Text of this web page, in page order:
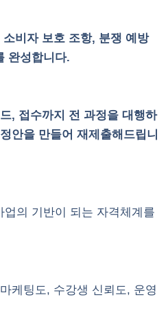
비자 보호 조항, 분쟁 예방
완성합니다.
, 접수까지 전 과정을 대행하
안을 만들어 재제출해드립니
의 기반이 되는 자격체계를
케팅도, 수강생 신뢰도, 운영